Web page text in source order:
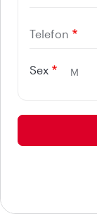
Telefon
Sex M